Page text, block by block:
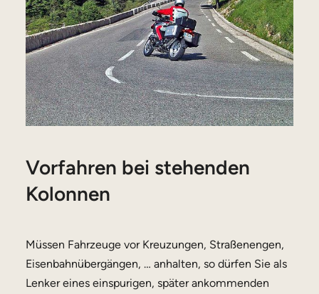
Vorfahren bei stehenden
Kolonnen
Müssen Fahrzeuge vor Kreuzungen, Straßenengen,
Eisenbahnübergängen, … anhalten, so dürfen Sie als
Lenker eines einspurigen, später ankommenden